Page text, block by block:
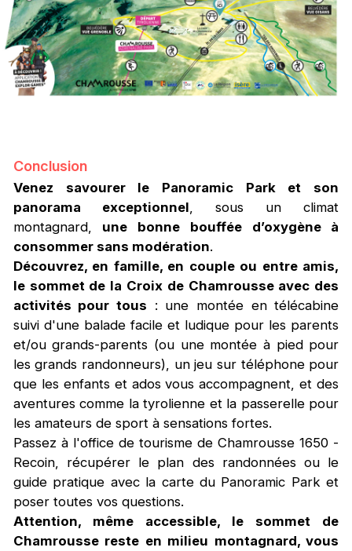
Conclusion
Venez savourer le Panoramic Park et son
panorama exceptionnel , sous un climat
montagnard,
une bonne bouffée d’oxygène à
consommer sans modération.
Découvrez, en famille, en couple ou entre amis,
le sommet de la Croix de Chamrousse avec des
activités pour tous : une montée en télécabine
suivi d'une balade facile et ludique pour les parents
et/ou grands-parents (ou une montée à pied pour
les grands randonneurs), un jeu sur téléphone pour
que les enfants et ados vous accompagnent, et des
aventures comme la tyrolienne et la passerelle pour
les amateurs de sport à sensations fortes.
Passez à l'office de tourisme de Chamrousse 1650 -
Recoin, récupérer le plan des randonnées ou le
guide pratique avec la carte du Panoramic Park et
poser toutes vos questions.
Attention, même accessible, le sommet de
Chamrousse reste en milieu montagnard, vous